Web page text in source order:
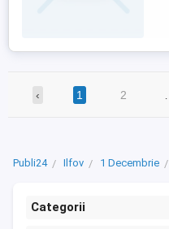
‹ 1 2
Publi24 Ilfov 1 Decembrie
Categorii